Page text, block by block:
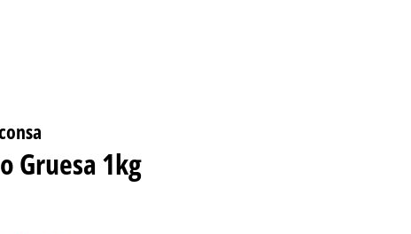
Gruesa 1kg